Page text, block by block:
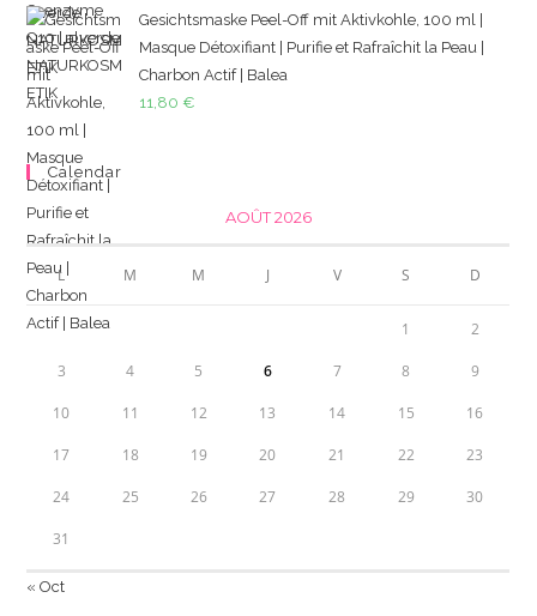
Gesichtsmaske Peel-Off mit Aktivkohle, 100 ml |
Masque Détoxifiant | Purifie et Rafraîchit la Peau |
Charbon Actif | Balea
11,80 €
Calendar
AOÛT 2026
L M M J V S D
1 2
3 4 5 6 7 8 9
10 11 12 13 14 15 16
17 18 19 20 21 22 23
24 25 26 27 28 29 30
31
« Oct